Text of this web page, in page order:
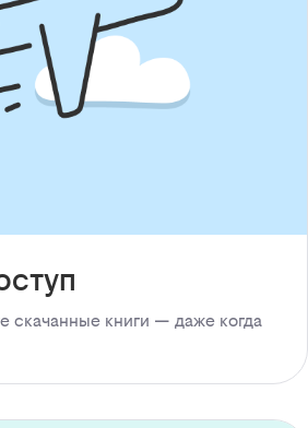
скачанные книги — даже когда